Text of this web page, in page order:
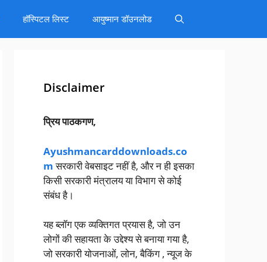
हॉस्पिटल लिस्ट आयुष्मान डॉउनलोड
Disclaimer
प्रिय पाठकगण,
Ayushmancarddownloads.co
mसरकारी वेबसाइट नहीं है, और न ही इसका
किसी सरकारी मंत्रालय या विभाग से कोई
संबंध है।
यह ब्लॉग एक व्यक्तिगत प्रयास है, जो उन
लोगों की सहायता के उद्देश्य से बनाया गया है,
जो सरकारी योजनाओं, लोन, बैकिंग , न्यूज के